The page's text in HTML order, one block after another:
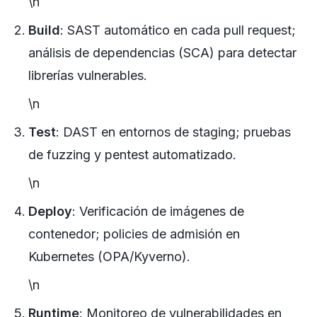
Build: SAST automático en cada pull request;
análisis de dependencias (SCA) para detectar
librerías vulnerables.
\n
Test: DAST en entornos de staging; pruebas
de fuzzing y pentest automatizado.
\n
Deploy: Verificación de imágenes de
contenedor; policies de admisión en
Kubernetes (OPA/Kyverno).
\n
Runtime: Monitoreo de vulnerabilidades en